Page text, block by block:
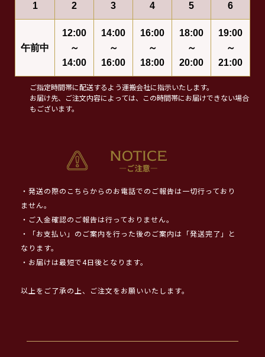
1 2 3 4 5 6
午前中
12:00
～
14:00
14:00
～
16:00
16:00
～
18:00
18:00
～
20:00
19:00
～
21:00
ご指定時間帯に配送するよう運搬会社に指示いたします。
お届け先、ご注文内容によっては、この時間帯にお届けできない場合
もございます。
・発送の際のこちらからのお電話でのご報告は一切行っており
ません。
・ご入金確認のご報告は行っておりません。
・「お支払い」のご案内を行った後のご案内は「発送完了」と
なります。
・お届けは最短で4日後となります。
以上をご了承の上、ご注文をお願いいたします。